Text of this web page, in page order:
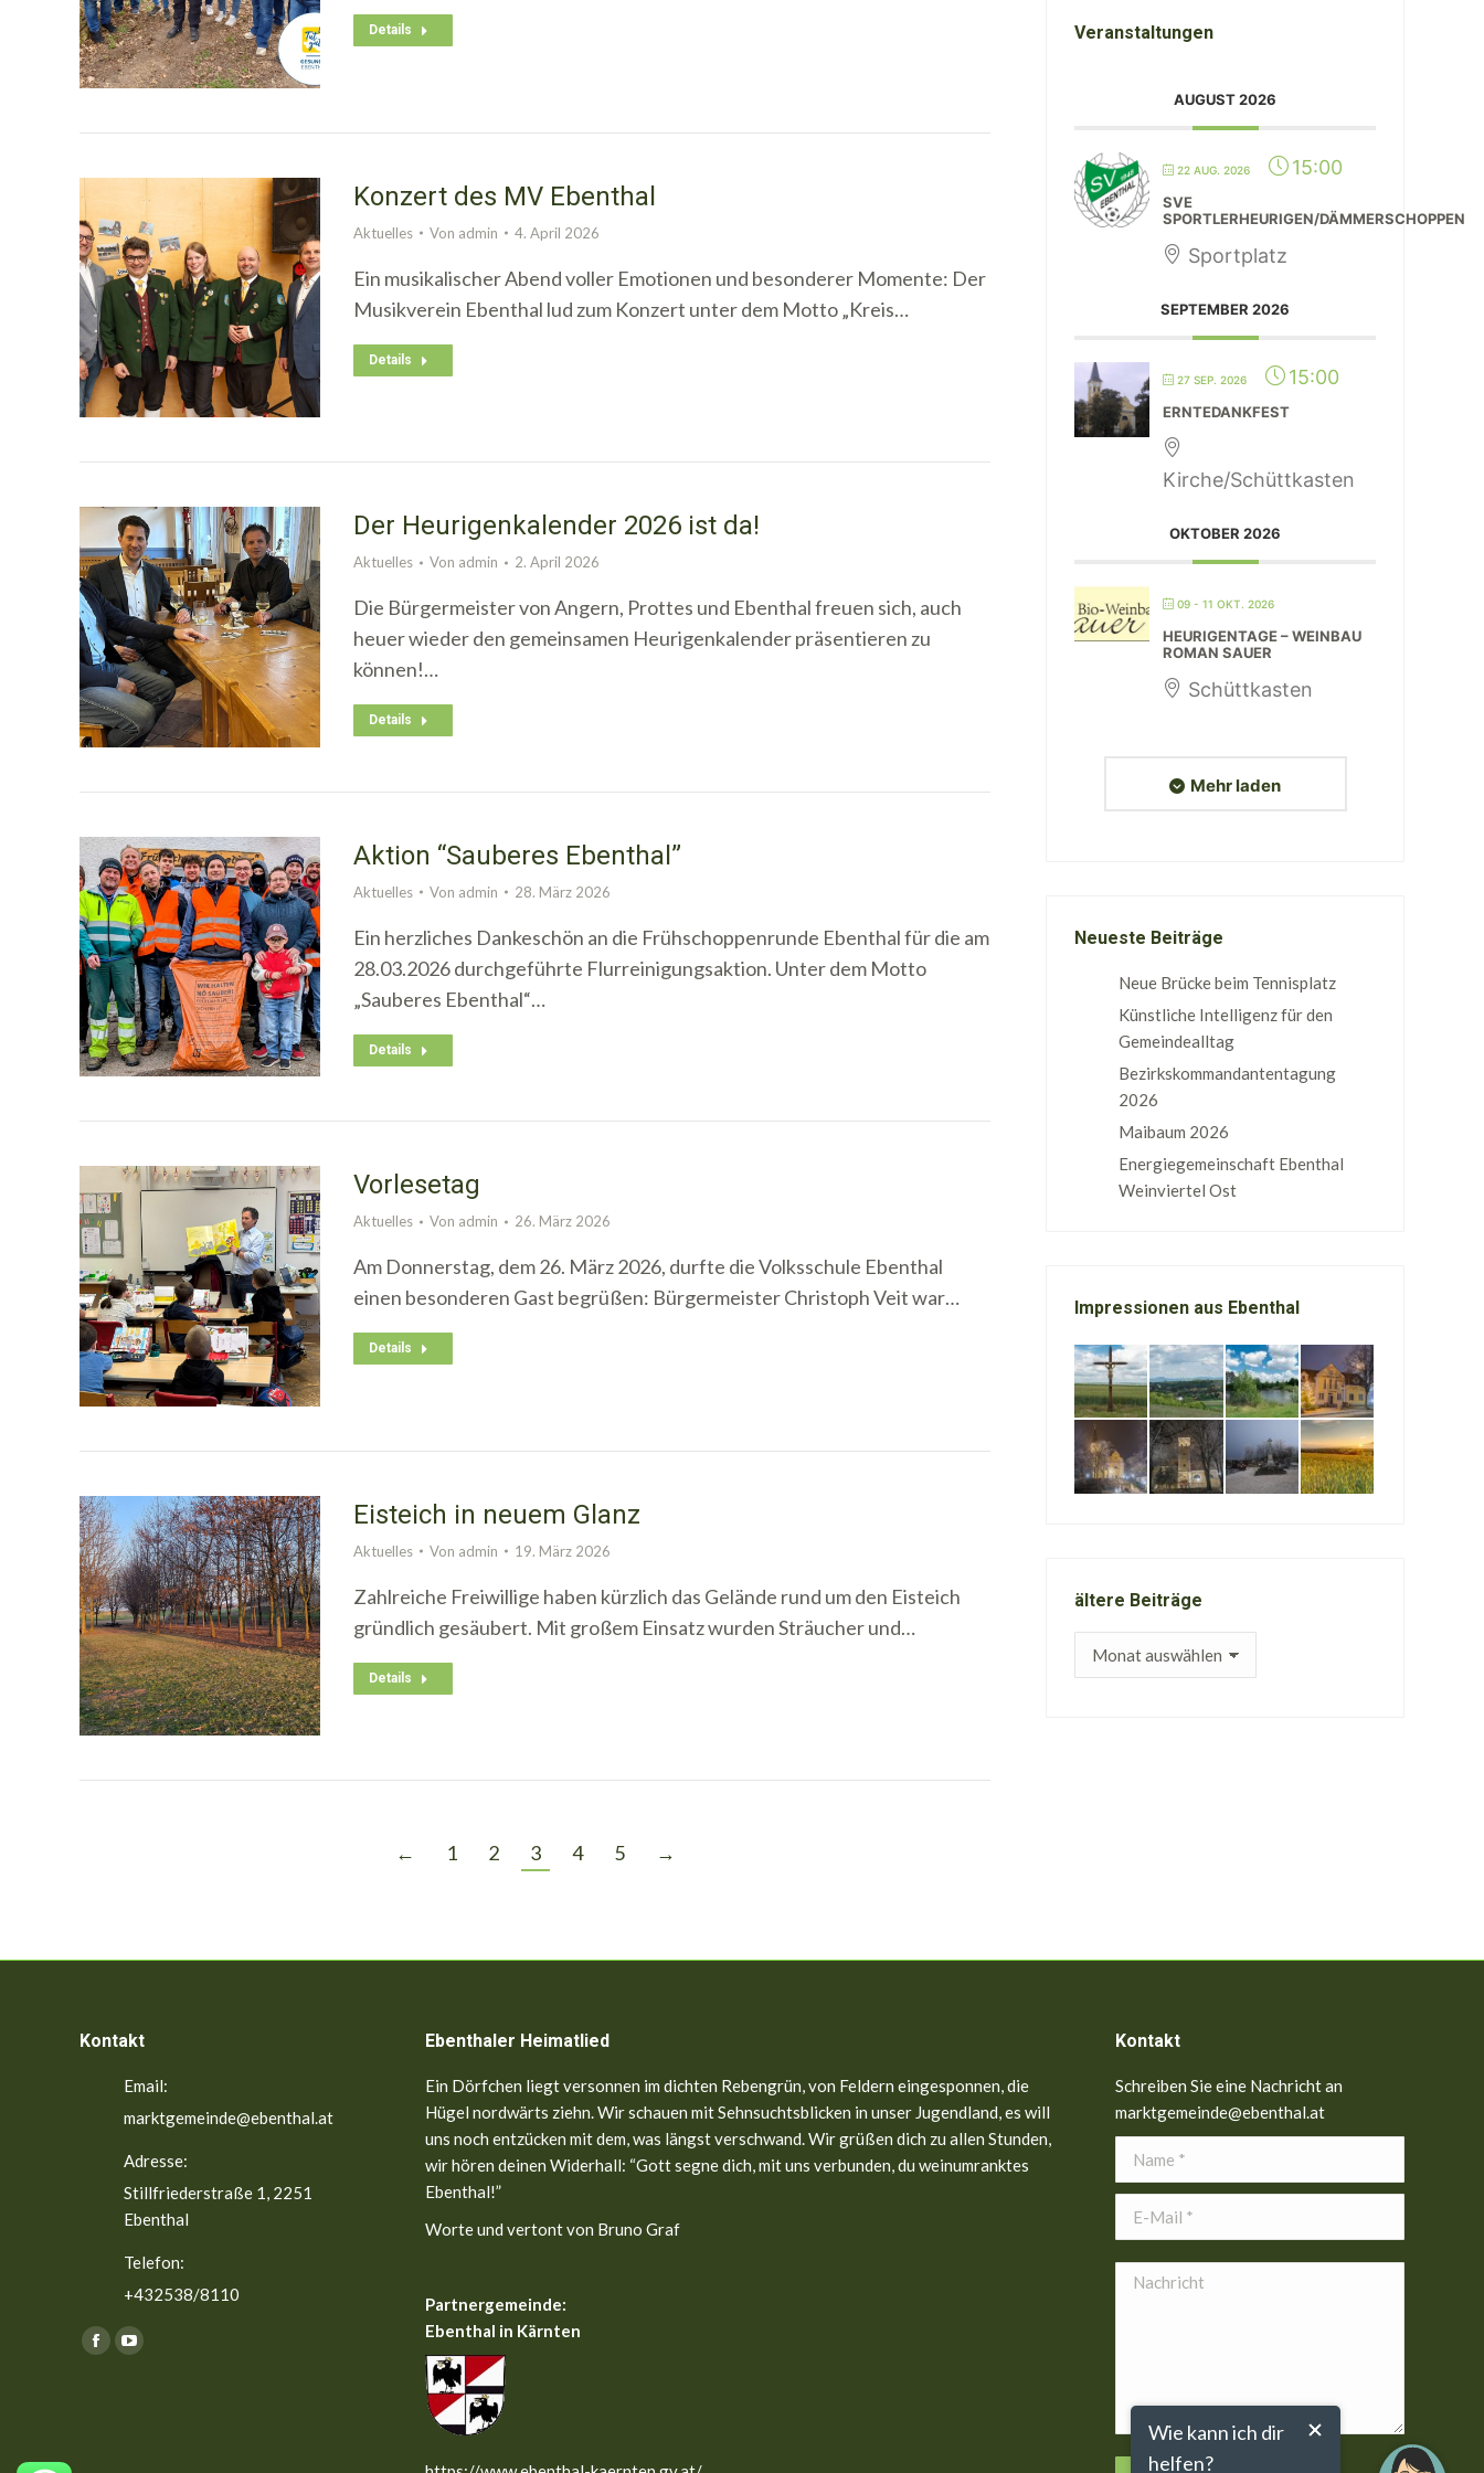
Details
Konzert des MV Ebenthal
Aktuelles Von admin 4. April 2026
Ein musikalischer Abend voller Emotionen und besonderer Momente: Der
Musikverein Ebenthal lud zum Konzert unter dem Motto „Kreis…
Details
Der Heurigenkalender 2026 ist da!
Aktuelles Von admin 2. April 2026
Die Bürgermeister von Angern, Prottes und Ebenthal freuen sich, auch
heuer wieder den gemeinsamen Heurigenkalender präsentieren zu
können!…
Details
Aktion “Sauberes Ebenthal”
Aktuelles Von admin 28. März 2026
Ein herzliches Dankeschön an die Frühschoppenrunde Ebenthal für die am
28.03.2026 durchgeführte Flurreinigungsaktion. Unter dem Motto
„Sauberes Ebenthal“…
Details
Vorlesetag
Aktuelles Von admin 26. März 2026
Am Donnerstag, dem 26. März 2026, durfte die Volksschule Ebenthal
einen besonderen Gast begrüßen: Bürgermeister Christoph Veit war…
Details
Eisteich in neuem Glanz
Aktuelles Von admin 19. März 2026
Zahlreiche Freiwillige haben kürzlich das Gelände rund um den Eisteich
gründlich gesäubert. Mit großem Einsatz wurden Sträucher und…
Details
← 1 2 3 4 5 →
Veranstaltungen
AUGUST 2026
22 AUG. 2026 15:00
SVE
SPORTLERHEURIGEN/DÄMMERSCHOPPEN
Sportplatz
SEPTEMBER 2026
27 SEP. 2026 15:00
ERNTEDANKFEST
Kirche/Schüttkasten
OKTOBER 2026
09 - 11 OKT. 2026
HEURIGENTAGE – WEINBAU
ROMAN SAUER
Schüttkasten
Mehr laden
Neueste Beiträge
Neue Brücke beim Tennisplatz
Künstliche Intelligenz für den
Gemeindealltag
Bezirkskommandantentagung
2026
Maibaum 2026
Energiegemeinschaft Ebenthal
Weinviertel Ost
Impressionen aus Ebenthal
ältere Beiträge
Kontakt
Email:
marktgemeinde@ebenthal.at
Adresse:
Stillfriederstraße 1, 2251
Ebenthal
Telefon:
+432538/8110
Finden Sie uns auf:
FacebookYouTube
Ebenthaler Heimatlied
Ein Dörfchen liegt versonnen im dichten Rebengrün, von Feldern eingesponnen, die
Hügel nordwärts ziehn. Wir schauen mit Sehnsuchtsblicken in unser Jugendland, es will
uns noch entzücken mit dem, was längst verschwand. Wir grüßen dich zu allen Stunden,
wir hören deinen Widerhall: “Gott segne dich, mit uns verbunden, du weinumranktes
Ebenthal!”
Worte und vertont von Bruno Graf
Partnergemeinde:
Ebenthal in Kärnten
Kontakt
Schreiben Sie eine Nachricht an
marktgemeinde@ebenthal.at
Name *
E-Mail *
Nachricht
Wie kann ich dir
helfen?